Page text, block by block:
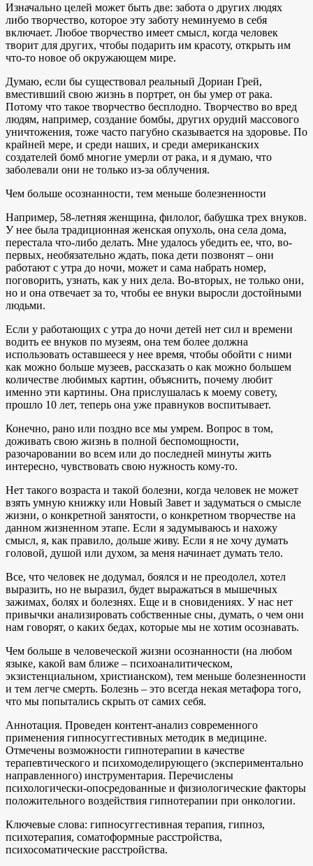
Изначально целей может быть две: забота о других людях
либо творчество, которое эту заботу неминуемо в себя
включает. Любое творчество имеет смысл, когда человек
творит для других, чтобы подарить им красоту, открыть им
что-то новое об окружающем мире.
Думаю, если бы существовал реальный Дориан Грей,
вместивший свою жизнь в портрет, он бы умер от рака.
Потому что такое творчество бесплодно. Творчество во вред
людям, например, создание бомбы, других орудий массового
уничтожения, тоже часто пагубно сказывается на здоровье. По
крайней мере, и среди наших, и среди американских
создателей бомб многие умерли от рака, и я думаю, что
заболевали они не только из-за облучения.
Чем больше осознанности, тем меньше болезненности
Например, 58-летняя женщина, филолог, бабушка трех внуков.
У нее была традиционная женская опухоль, она села дома,
перестала что-либо делать. Мне удалось убедить ее, что, во-
первых, необязательно ждать, пока дети позвонят – они
работают с утра до ночи, может и сама набрать номер,
поговорить, узнать, как у них дела. Во-вторых, не только они,
но и она отвечает за то, чтобы ее внуки выросли достойными
людьми.
Если у работающих с утра до ночи детей нет сил и времени
водить ее внуков по музеям, она тем более должна
использовать оставшееся у нее время, чтобы обойти с ними
как можно больше музеев, рассказать о как можно большем
количестве любимых картин, объяснить, почему любит
именно эти картины. Она прислушалась к моему совету,
прошло 10 лет, теперь она уже правнуков воспитывает.
Конечно, рано или поздно все мы умрем. Вопрос в том,
доживать свою жизнь в полной беспомощности,
разочаровании во всем или до последней минуты жить
интересно, чувствовать свою нужность кому-то.
Нет такого возраста и такой болезни, когда человек не может
взять умную книжку или Новый Завет и задуматься о смысле
жизни, о конкретной занятости, о конкретном творчестве на
данном жизненном этапе. Если я задумываюсь и нахожу
смысл, я, как правило, дольше живу. Если я не хочу думать
головой, душой или духом, за меня начинает думать тело.
Все, что человек не додумал, боялся и не преодолел, хотел
выразить, но не выразил, будет выражаться в мышечных
зажимах, болях и болезнях. Еще и в сновидениях. У нас нет
привычки анализировать собственные сны, думать, о чем они
нам говорят, о каких бедах, которые мы не хотим осознавать.
Чем больше в человеческой жизни осознанности (на любом
языке, какой вам ближе – психоаналитическом,
экзистенциальном, христианском), тем меньше болезненности
и тем легче смерть. Болезнь – это всегда некая метафора того,
что мы попытались скрыть от самих себя.
Аннотация. Проведен контент-анализ современного
применения гипносуггестивных методик в медицине.
Отмечены возможности гипнотерапии в качестве
терапевтического и психомоделирующего (экспериментально
направленного) инструментария. Перечислены
психологически-опосредованные и физиологические факторы
положительного воздействия гипнотерапии при онкологии.
Ключевые слова: гипносуггестивная терапия, гипноз,
психотерапия, соматоформные расстройства,
психосоматические расстройства.